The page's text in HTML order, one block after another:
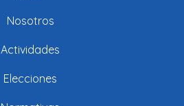
Nosotros
Actividades
Elecciones